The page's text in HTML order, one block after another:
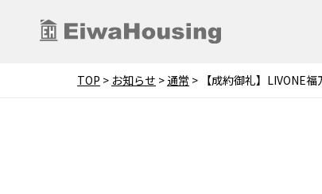
TOP > お知らせ > 通常 > 【成約御礼】LIVONE